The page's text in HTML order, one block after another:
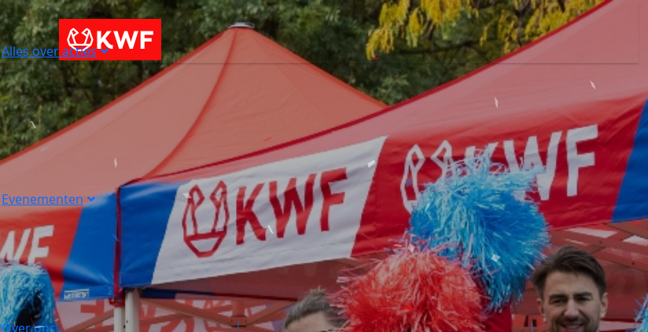
Alles over acties
Evenementen
Over ons